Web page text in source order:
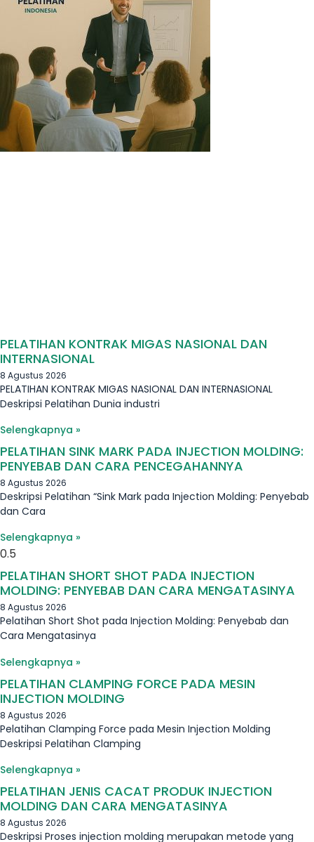
PELATIHAN KONTRAK MIGAS NASIONAL DAN
INTERNASIONAL
8 Agustus 2026
PELATIHAN KONTRAK MIGAS NASIONAL DAN INTERNASIONAL
Deskripsi Pelatihan Dunia industri
Selengkapnya »
PELATIHAN SINK MARK PADA INJECTION MOLDING:
PENYEBAB DAN CARA PENCEGAHANNYA
8 Agustus 2026
Deskripsi Pelatihan “Sink Mark pada Injection Molding: Penyebab
dan Cara
Selengkapnya »
PELATIHAN SHORT SHOT PADA INJECTION
MOLDING: PENYEBAB DAN CARA MENGATASINYA
8 Agustus 2026
Pelatihan Short Shot pada Injection Molding: Penyebab dan
Cara Mengatasinya
Selengkapnya »
PELATIHAN CLAMPING FORCE PADA MESIN
INJECTION MOLDING
8 Agustus 2026
Pelatihan Clamping Force pada Mesin Injection Molding
Deskripsi Pelatihan Clamping
Selengkapnya »
PELATIHAN JENIS CACAT PRODUK INJECTION
MOLDING DAN CARA MENGATASINYA
8 Agustus 2026
Deskripsi Proses injection molding merupakan metode yang